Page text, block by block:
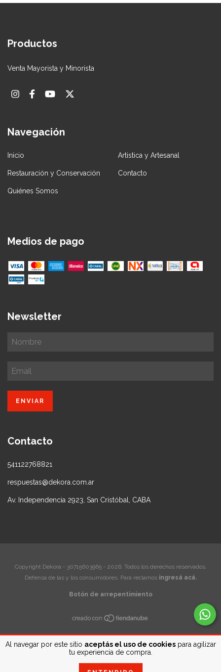
Al navegar por este sitio aceptás el uso de cookiespara agilizar
tu experiencia de compra.
Productos
Venta Mayorista y Minorista
Navegación
Inicio Artistica y Artesanal
Restauración y Conservación Contacto
Quiénes Somos
Medios de pago
Newsletter
Contacto
541122768821
respuestas@dekora.com.ar
Av. Independencia 2923, San Cristóbal, CABA
Copyright Dekora - 30715603965 - 2026. Todos los derechos reservados.
Defensa de las y los consumidores. Para reclamos ingresá acá.
Botón de arrepentimiento